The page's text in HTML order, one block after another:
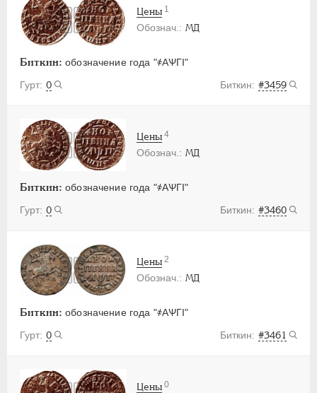
МД
Биткин: обозначение года "҂АѰГI"
0
#3459
Цены 1
МД
Биткин: обозначение года "҂АѰГI"
0
#3460
Цены 4
МД
Биткин: обозначение года "҂АѰГI"
0
#3461
Цены 2
Цены 0